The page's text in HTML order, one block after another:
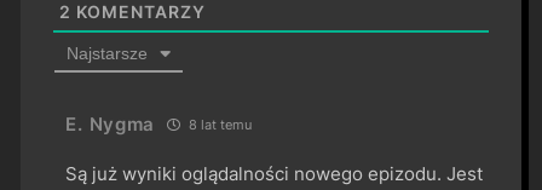
2 KOMENTARZY
Najstarsze
E. Nygma 8 lat temu
Są już wyniki oglądalności nowego epizodu. Jest